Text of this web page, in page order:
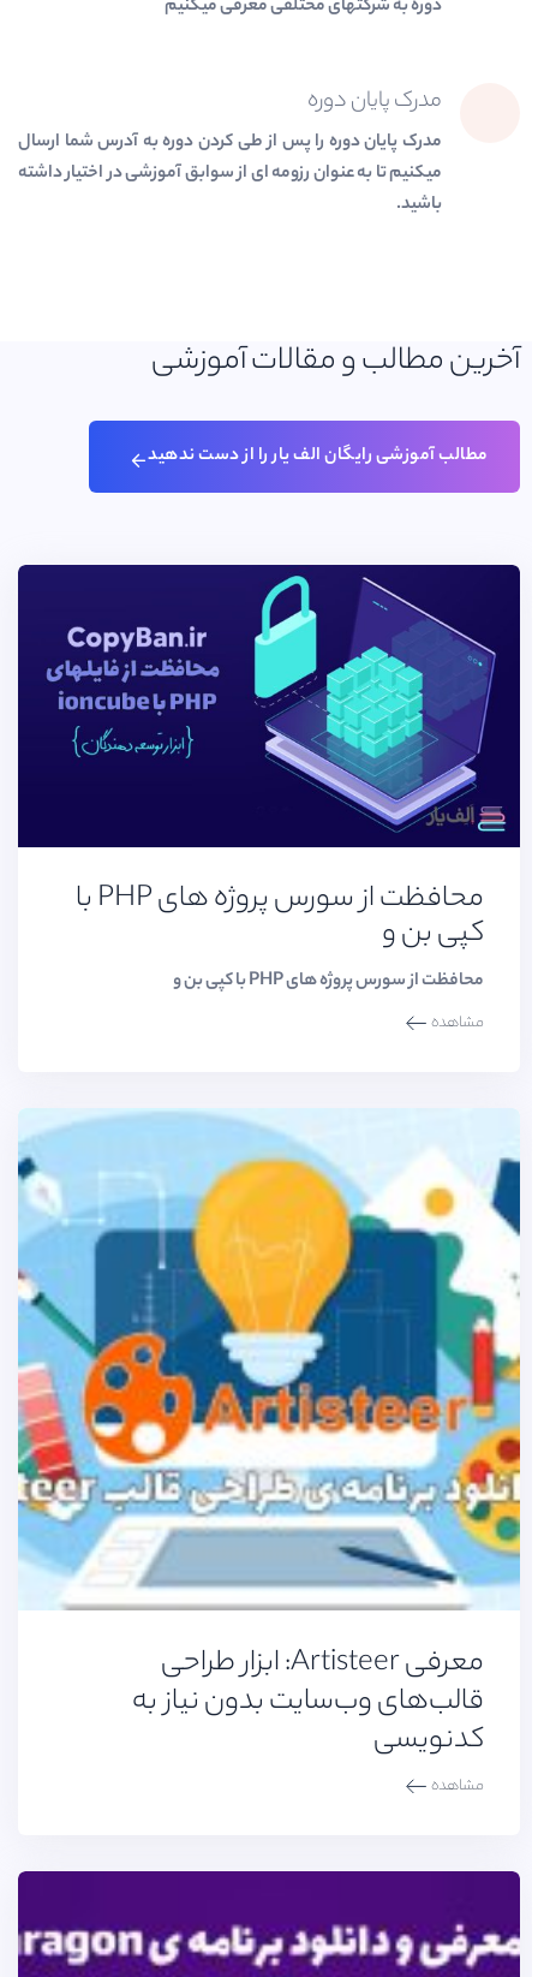
دوره به شرکتهای مختلفی معرفی میکنیم
مدرک پایان دوره
مدرک پایان دوره را پس از طی کردن دوره به آدرس شما ارسال
میکنیم تا به عنوان رزومه ای از سوابق آموزشی در اختیار داشته
باشید.
آخرین مطالب و مقالات آموزشی
مطالب آموزشی رایگان الف یار را از دست ندهید
محافظت از سورس پروژه های PHP با
کپی بن و
محافظت از سورس پروژه های PHP با کپی بن و
مشاهده
معرفی Artisteer: ابزار طراحی
قالب‌های وب‌سایت بدون نیاز به
کدنویسی
مشاهده